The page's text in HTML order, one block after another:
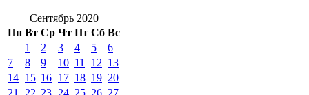
Сентябрь 2020
Пн Вт Ср Чт Пт Сб Вс
1
2 3 4 5
6
7
8 9 10 11 12 13
14 15 16 17 18 19 20